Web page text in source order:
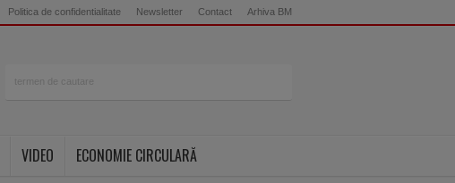
Politica de confidentialitate Newsletter Contact Arhiva BM
VIDEO
ECONOMIE CIRCULARĂ